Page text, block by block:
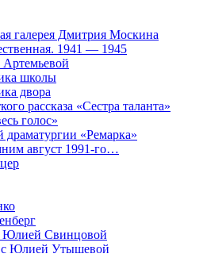
галерея Дмитрия Москина
1941 — 1945
школы
двора
рассказа «Сестра таланта»
голос»
драматургии «Ремарка»
август 1991-го…
Юлией Свинцовой
с Юлией Утышевой